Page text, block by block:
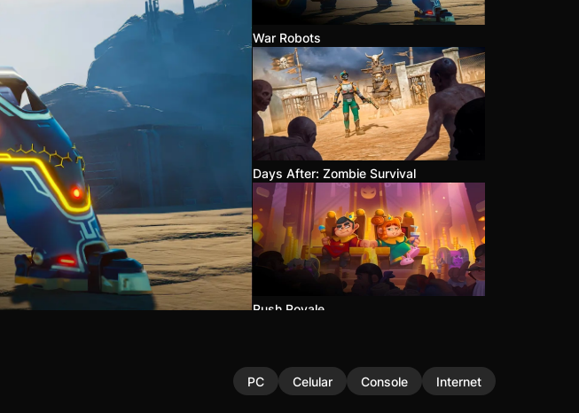
War Robots
Days After: Zombie Survival
Rush Royale
PC Celular Console Internet